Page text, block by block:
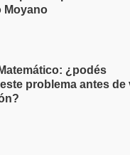
Moyano
¿podés
problema antes de